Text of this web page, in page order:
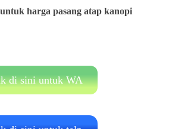
harga pasang atap kanopi
di sini untuk WA